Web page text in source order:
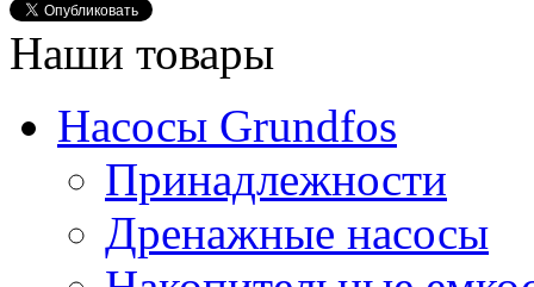
Наши товары
Насосы Grundfos
Принадлежности
Дренажные насосы